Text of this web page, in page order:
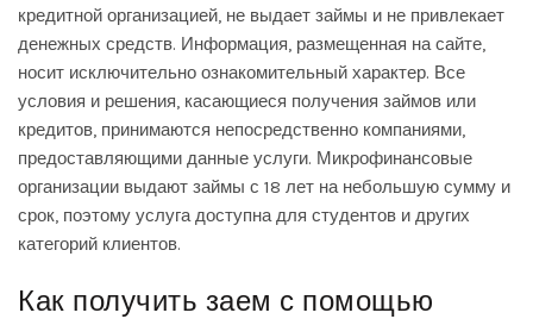
кредитной организацией, не выдает займы и не привлекает
денежных средств. Информация, размещенная на сайте,
носит исключительно ознакомительный характер. Все
условия и решения, касающиеся получения займов или
кредитов, принимаются непосредственно компаниями,
предоставляющими данные услуги. Микрофинансовые
организации выдают займы с 18 лет на небольшую сумму и
срок, поэтому услуга доступна для студентов и других
категорий клиентов.
Как получить заем с помощью